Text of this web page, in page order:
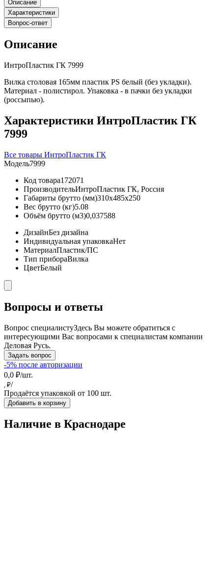
Описание
Характеристики
Вопрос-ответ
Описание
ИнтроПластик ГК 7999
Вилка столовая 165мм пластик PS белый (без укладки).
Материал - полистирол. Упаковка - в пачки без укладки
(россыпью).
Характеристики ИнтроПластик ГК
7999
Все товары ИнтроПластик ГК
Модель7999
Код товара172071
ПроизводительИнтроПластик ГК, Россия
Габариты брутто (мм)310x485x250
Вес брутто (кг)5.08
Объём брутто (м3)0,037588
ДизайнБез дизайна
Индивидуальная упаковкаНет
МатериалПластик/ПС
Тип прибораВилка
ЦветБелый
Вопросы и ответы
Вопрос специалистуЗдесь Вы можете обратиться с
интересующими Вас вопросами к специалистам компании
Деловая Русь.
Задать вопрос
-5% после авторизации
0,0 ₽/шт.
, ₽/
Продаётся упаковкой от 100 шт.
Добавить в корзину
Наличие в Краснодарe